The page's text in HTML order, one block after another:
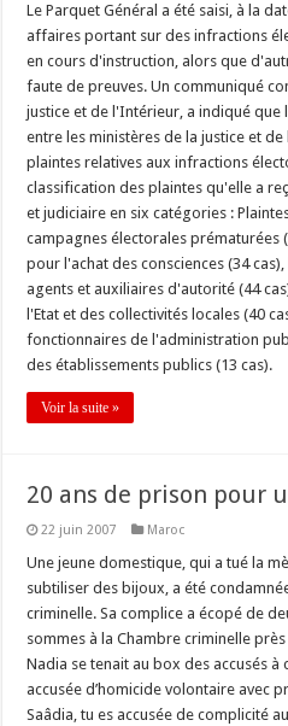
Le Parquet Général a été saisi, à la
affaires portant sur des infractions
en cours d'instruction, alors que
faute de preuves. Un communiqué
justice et de l'Intérieur, a indiqué
entre les ministères de la justice et
plaintes relatives aux infractions
classification des plaintes qu'elle a
et judiciaire en six catégories :
campagnes électorales prématurées
pour l'achat des consciences (34
agents et auxiliaires d'autorité (44
l'Etat et des collectivités locales (40
fonctionnaires de l'administration
des établissements publics (13 cas).
Voir la suite »
20 ans de prison pour
22 juin 2007 Maroc
Une jeune domestique, qui a tué la
subtiliser des bijoux, a été
criminelle. Sa complice a écopé de
sommes à la Chambre criminelle
Nadia se tenait au box des accusés à
accusée d’homicide volontaire avec
Saâdia, tu es accusée de complicité